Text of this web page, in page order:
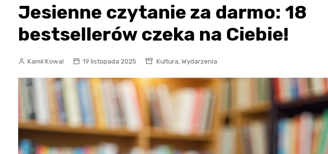
Jesienne czytanie za darmo: 18
bestsellerów czeka na Ciebie!
Kamil Kowal 19 listopada 2025 Kultura, Wydarzenia